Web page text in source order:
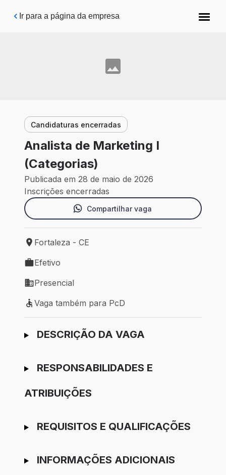
Pular para o conteúdo principal
Ir para a página da empresa
Candidaturas encerradas
Analista de Marketing I
(Categorias)
Publicada em 28 de maio de 2026
Inscrições encerradas
Compartilhar vaga
Local de trabalho: Fortaleza - CE
Fortaleza - CE
Tipo de vaga: Efetivo
Efetivo
Modelo de trabalho: Presencial
Presencial
Vaga também para PcD
Vaga também para PcD
Ir para candidatura
DESCRIÇÃO DA VAGA
RESPONSABILIDADES E
ATRIBUIÇÕES
REQUISITOS E QUALIFICAÇÕES
INFORMAÇÕES ADICIONAIS